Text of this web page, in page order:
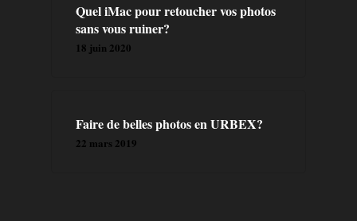
Quel iMac pour retoucher vos photos
sans vous ruiner?
18 juin 2020
Faire de belles photos en URBEX?
22 mars 2019
BLOG